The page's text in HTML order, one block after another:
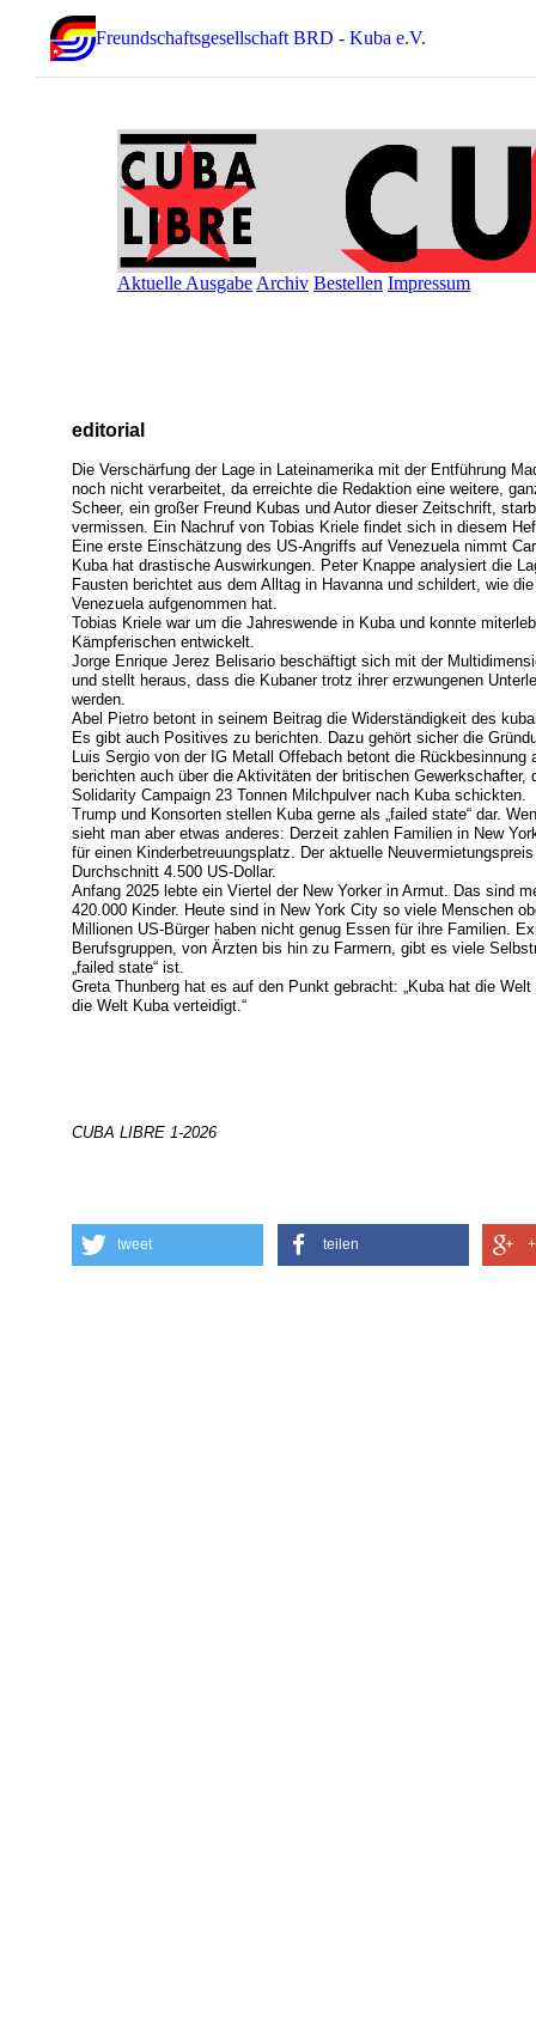
Freundschaftsgesellschaft BRD - Kuba e.V.
Aktuelle Ausgabe Archiv Bestellen Impressum
editorial
Die Verschärfung der Lage in Lateinamerika mit der Entführung
noch nicht verarbeitet, da erreichte die Redaktion eine weitere,
Scheer, ein großer Freund Kubas und Autor dieser Zeitschrift,
vermissen. Ein Nachruf von Tobias Kriele findet sich in diesem
Eine erste Einschätzung des US-Angriffs auf Venezuela nimmt
Kuba hat drastische Auswirkungen. Peter Knappe analysiert die
Fausten berichtet aus dem Alltag in Havanna und schildert, wie
Venezuela aufgenommen hat.
Tobias Kriele war um die Jahreswende in Kuba und konnte
Kämpferischen entwickelt.
Jorge Enrique Jerez Belisario beschäftigt sich mit der
und stellt heraus, dass die Kubaner trotz ihrer erzwungenen
werden.
Abel Pietro betont in seinem Beitrag die Widerständigkeit des
Es gibt auch Positives zu berichten. Dazu gehört sicher die
Luis Sergio von der IG Metall Offebach betont die Rückbesinnung
berichten auch über die Aktivitäten der britischen Gewerkschafter,
Solidarity Campaign 23 Tonnen Milchpulver nach Kuba schickten.
Trump und Konsorten stellen Kuba gerne als „failed state“ dar.
sieht man aber etwas anderes: Derzeit zahlen Familien in New
für einen Kinderbetreuungsplatz. Der aktuelle
Durchschnitt 4.500 US-Dollar.
Anfang 2025 lebte ein Viertel der New Yorker in Armut. Das sind
420.000 Kinder. Heute sind in New York City so viele Menschen
Millionen US-Bürger haben nicht genug Essen für ihre Familien.
Berufsgruppen, von Ärzten bis hin zu Farmern, gibt es viele
„failed state“ ist.
Greta Thunberg hat es auf den Punkt gebracht: „Kuba hat die
die Welt Kuba verteidigt.“
CUBA LIBRE 1-2026
tweet teilen